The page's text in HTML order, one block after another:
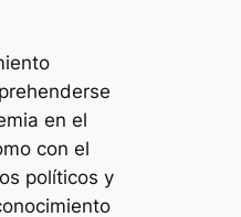
en el
con el
políticos y